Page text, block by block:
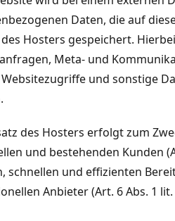
Daten, die auf
Hosters gespeichert.
Meta- und
und sonstige
des Hosters erfolgt zum
und bestehenden Kunden
schnellen und effizienten
Anbieter (Art. 6 Abs. 1 lit.